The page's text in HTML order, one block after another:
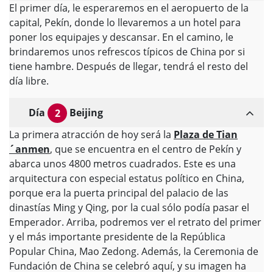
El primer día, le esperaremos en el aeropuerto de la
capital, Pekín, donde lo llevaremos a un hotel para
poner los equipajes y descansar. En el camino, le
brindaremos unos refrescos típicos de China por si
tiene hambre. Después de llegar, tendrá el resto del
día libre.
Día 2
Beijing
La primera atracción de hoy será la Plaza de Tian
´anmen, que se encuentra en el centro de Pekín y
abarca unos 4800 metros cuadrados. Este es una
arquitectura con especial estatus político en China,
porque era la puerta principal del palacio de las
dinastías Ming y Qing, por la cual sólo podía pasar el
Emperador. Arriba, podremos ver el retrato del primer
y el más importante presidente de la República
Popular China, Mao Zedong. Además, la Ceremonia de
Fundación de China se celebró aquí, y su imagen ha